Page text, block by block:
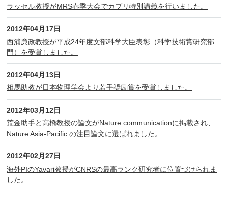
ラッセル教授がMRS春季大会でカブリ特別講義を行いました。
2012年04月17日
西浦廉政教授が平成24年度文部科学大臣表彰（科学技術賞研究部
門）を受賞しました。
2012年04月13日
相馬助教が日本物理学会より若手奨励賞を受賞しました。
2012年03月12日
荒金助手と高橋教授の論文がNature communicationに掲載され、
Nature Asia-Pacific の注目論文に選ばれました。
2012年02月27日
海外PIのYavari教授がCNRSの最高ランク研究者に位置づけられま
した。